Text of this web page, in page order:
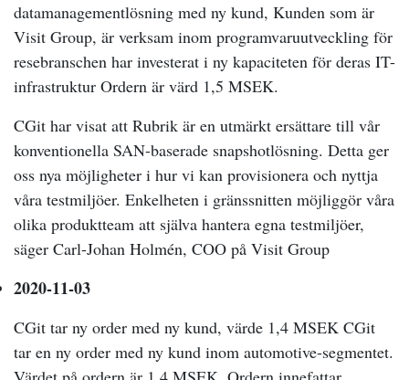
datamanagementlösning med ny kund, Kunden som är
Visit Group, är verksam inom programvaruutveckling för
resebranschen har investerat i ny kapaciteten för deras IT-
infrastruktur Ordern är värd 1,5 MSEK.
CGit har visat att Rubrik är en utmärkt ersättare till vår
konventionella SAN-baserade snapshotlösning. Detta ger
oss nya möjligheter i hur vi kan provisionera och nyttja
våra testmiljöer. Enkelheten i gränssnitten möjliggör våra
olika produktteam att själva hantera egna testmiljöer,
säger Carl-Johan Holmén, COO på Visit Group
2020-11-03
CGit tar ny order med ny kund, värde 1,4 MSEK CGit
tar en ny order med ny kund inom automotive-segmentet.